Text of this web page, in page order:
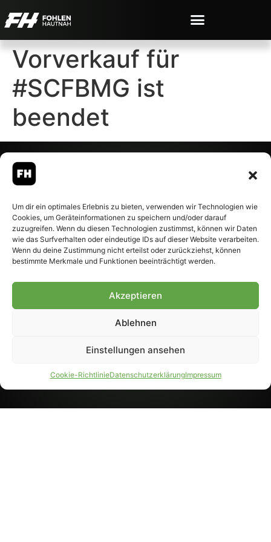
Um dir ein optimales Erlebnis zu bieten, verwenden wir Technologien wie
Cookies, um Geräteinformationen zu speichern und/oder darauf
zuzugreifen. Wenn du diesen Technologien zustimmst, können wir Daten
wie das Surfverhalten oder eindeutige IDs auf dieser Website verarbeiten.
Wenn du deine Zustimmung nicht erteilst oder zurückziehst, können
bestimmte Merkmale und Funktionen beeinträchtigt werden.
Akzeptieren
Ablehnen
Einstellungen ansehen
Cookie-RichtlinieDatenschutzerklärungImpressum
Vorverkauf für
#SCFBMG ist
beendet
– Alle rechte vorbehalten.
Fohlen-Hautnah.de ist ein
offiziell eingetragenes Magazin
bei der Deutschen
Nationalbibliothek (ISSN 1868-
Weiterverarbeitung, auch
Genehmigung.
PARTNER WERDEN
AGB